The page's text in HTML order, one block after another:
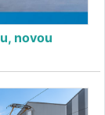
novou